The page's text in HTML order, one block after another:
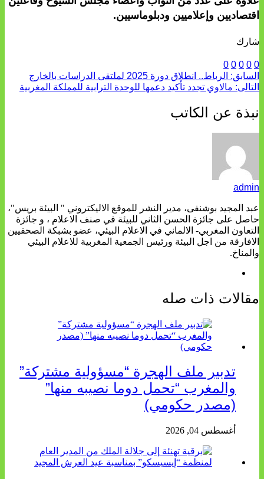
اقتصاديين وإعلاميين ودبلوماسيين.
شارك
0
0
0
0
0
السابق: الرباط.. انطلاق دورة 2025 لملتقى الدراسات بالخارج
التالى: مالاوي تجدد تأكيد دعمها للوحدة الترابية للمملكة المغربية
نبذة عن الكاتب
admin
عبد المجيد بوشنفى، مدير النشر للموقع الاليكتروني " البيئة بريس"،
حاصل على جائزة الحسن الثاني للبيئة في صنف الاعلام ، و جائزة
التعاون المغربي- الالماني في الاعلام البيئي، عضو بشبكة الصحفيين
الافارقة من اجل البيئة ورئيس الجمعية المغربية للاعلام البيئي
والمناخ.
مقالات ذات صله
تدبير ملف الهجرة “مسؤولية مشتركة”
والمغرب “تحمل دوما نصيبه منها”
(مصدر حكومي)
أغسطس 04, 2026